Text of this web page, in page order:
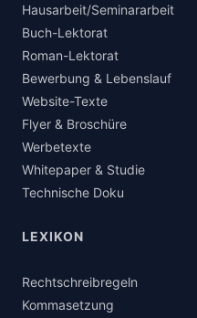
Hausarbeit/Seminararbeit
Buch-Lektorat
Roman-Lektorat
Bewerbung & Lebenslauf
Website-Texte
Flyer & Broschüre
Werbetexte
Whitepaper & Studie
Technische Doku
LEXIKON
Rechtschreibregeln
Kommasetzung